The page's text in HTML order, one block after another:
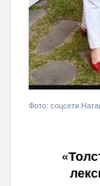
Фото: соцсети